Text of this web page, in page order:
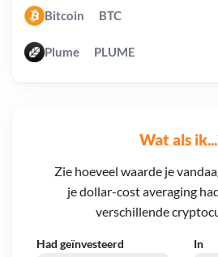
Wat als
Zie hoeveel waarde je
je dollar-cost averaging
verschillende
Had geïnvesteerd In
Bitcoin BTC
Plume PLUME